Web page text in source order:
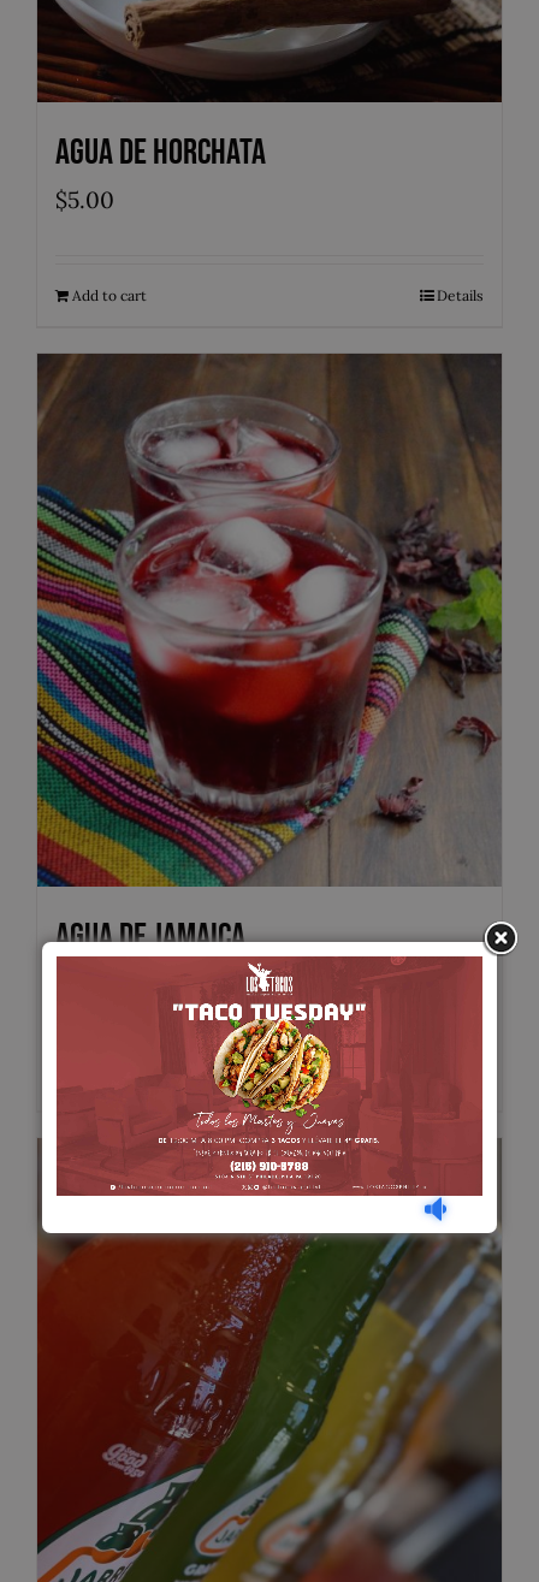
Agua de Horchata
$5.00
Add to cart Details
Agua de Jamaica
Add to cart